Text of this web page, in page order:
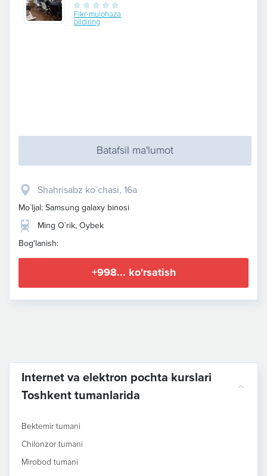
Fikr-mulohaza
bildiring
Batafsil ma'lumot
Shahrisabz ko`chasi, 16a
Mo`ljal: Samsung galaxy binosi
Ming O`rik, Oybek
Bog'lanish:
+998... ko'rsatish
Internet va elektron pochta kurslari
Toshkent tumanlarida
Bektemir tumani
Chilonzor tumani
Mirobod tumani